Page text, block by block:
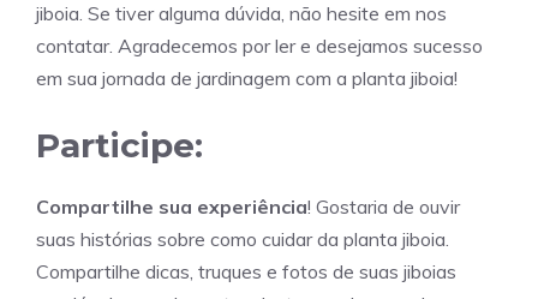
jiboia. Se tiver alguma dúvida, não hesite em nos
contatar. Agradecemos por ler e desejamos sucesso
em sua jornada de jardinagem com a planta jiboia!
Participe:
Compartilhe sua experiência! Gostaria de ouvir
suas histórias sobre como cuidar da planta jiboia.
Compartilhe dicas, truques e fotos de suas jiboias